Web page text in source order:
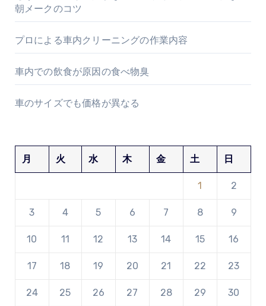
朝メークのコツ
プロによる車内クリーニングの作業内容
車内での飲食が原因の食べ物臭
車のサイズでも価格が異なる
月 火 水 木 金 土 日
1 2
3 4 5 6 7 8 9
10 11 12 13 14 15 16
17 18 19 20 21 22 23
24 25 26 27 28 29 30